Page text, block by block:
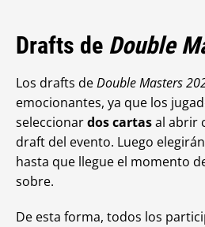
Drafts de Double
Los drafts deDouble Masters
emocionantes, ya que los
seleccionardos cartasal abrir
draft del evento. Luego
hasta que llegue el momento
sobre.
De esta forma, todos los